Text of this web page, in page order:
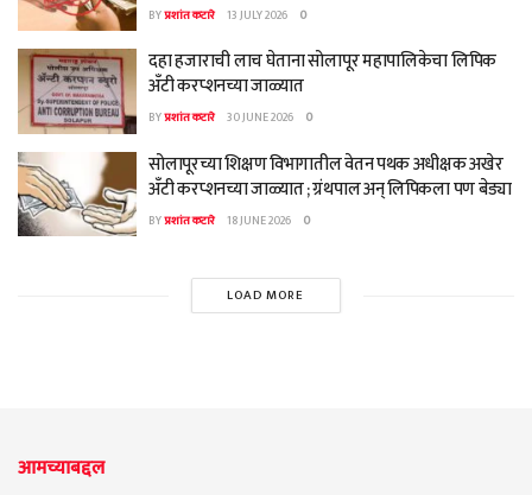
BYप्रशांत कटारे 13 JULY 2026 0
दहा हजाराची लाच घेताना सोलापूर महापालिकेचा लिपिक
अँटी करप्शनच्या जाळ्यात
BYप्रशांत कटारे 30 JUNE 2026 0
सोलापूरच्या शिक्षण विभागातील वेतन पथक अधीक्षक अखेर
अँटी करप्शनच्या जाळ्यात ; ग्रंथपाल अन् लिपिकला पण बेड्या
BYप्रशांत कटारे 18 JUNE 2026 0
LOAD MORE
आमच्याबद्दल